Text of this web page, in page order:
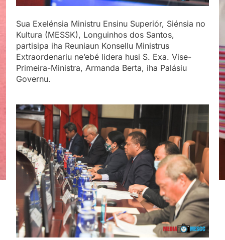
Sua Exelénsia Ministru Ensinu Superiór, Siénsia no
Kultura (MESSK), Longuinhos dos Santos,
partisipa iha Reuniaun Konsellu Ministrus
Extraordenariu ne’ebé lidera husi S. Exa. Vise-
Primeira-Ministra, Armanda Berta, iha Palásiu
Governu.